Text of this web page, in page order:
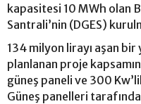
kapasitesi 10 MWh olan
Santrali’nin (DGES)
134 milyon lirayı aşan
planlanan proje
güneş paneli ve 300
Güneş panelleri